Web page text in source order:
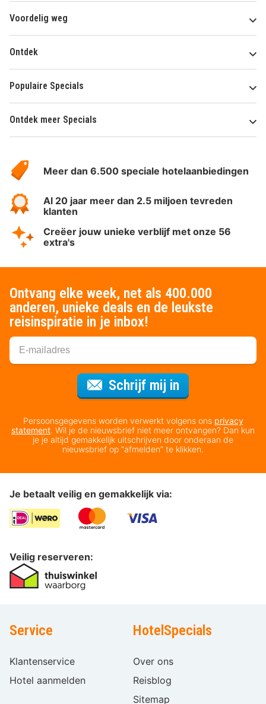
Voordelig weg
Ontdek
Populaire Specials
Ontdek meer Specials
HotelSpecials
Meer dan 6.500 speciale hotelaanbiedingen
Al 20 jaar meer dan 2.5 miljoen tevreden
klanten
Creëer jouw unieke verblijf met onze 56
extra's
Ontvang elke week, net als 400.000
anderen, unieke deals en de leukste
reisinspiratie in je inbox!
Schrijf mij in
Persoonsgegevens worden verwerkt volgens ons privacy
statement. Wil je de nieuwsbrief niet meer ontvangen? Dan kun
je je altijd gemakkelijk uitschrijven door onderaan de
nieuwsbrief op “afmelden” te klikken.
Je betaalt veilig en gemakkelijk via:
Veilig reserveren:
Service
Klantenservice
Hotel aanmelden
HotelSpecials
Over ons
Reisblog
Sitemap